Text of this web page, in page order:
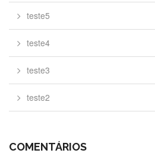
teste5
teste4
teste3
teste2
COMENTÁRIOS